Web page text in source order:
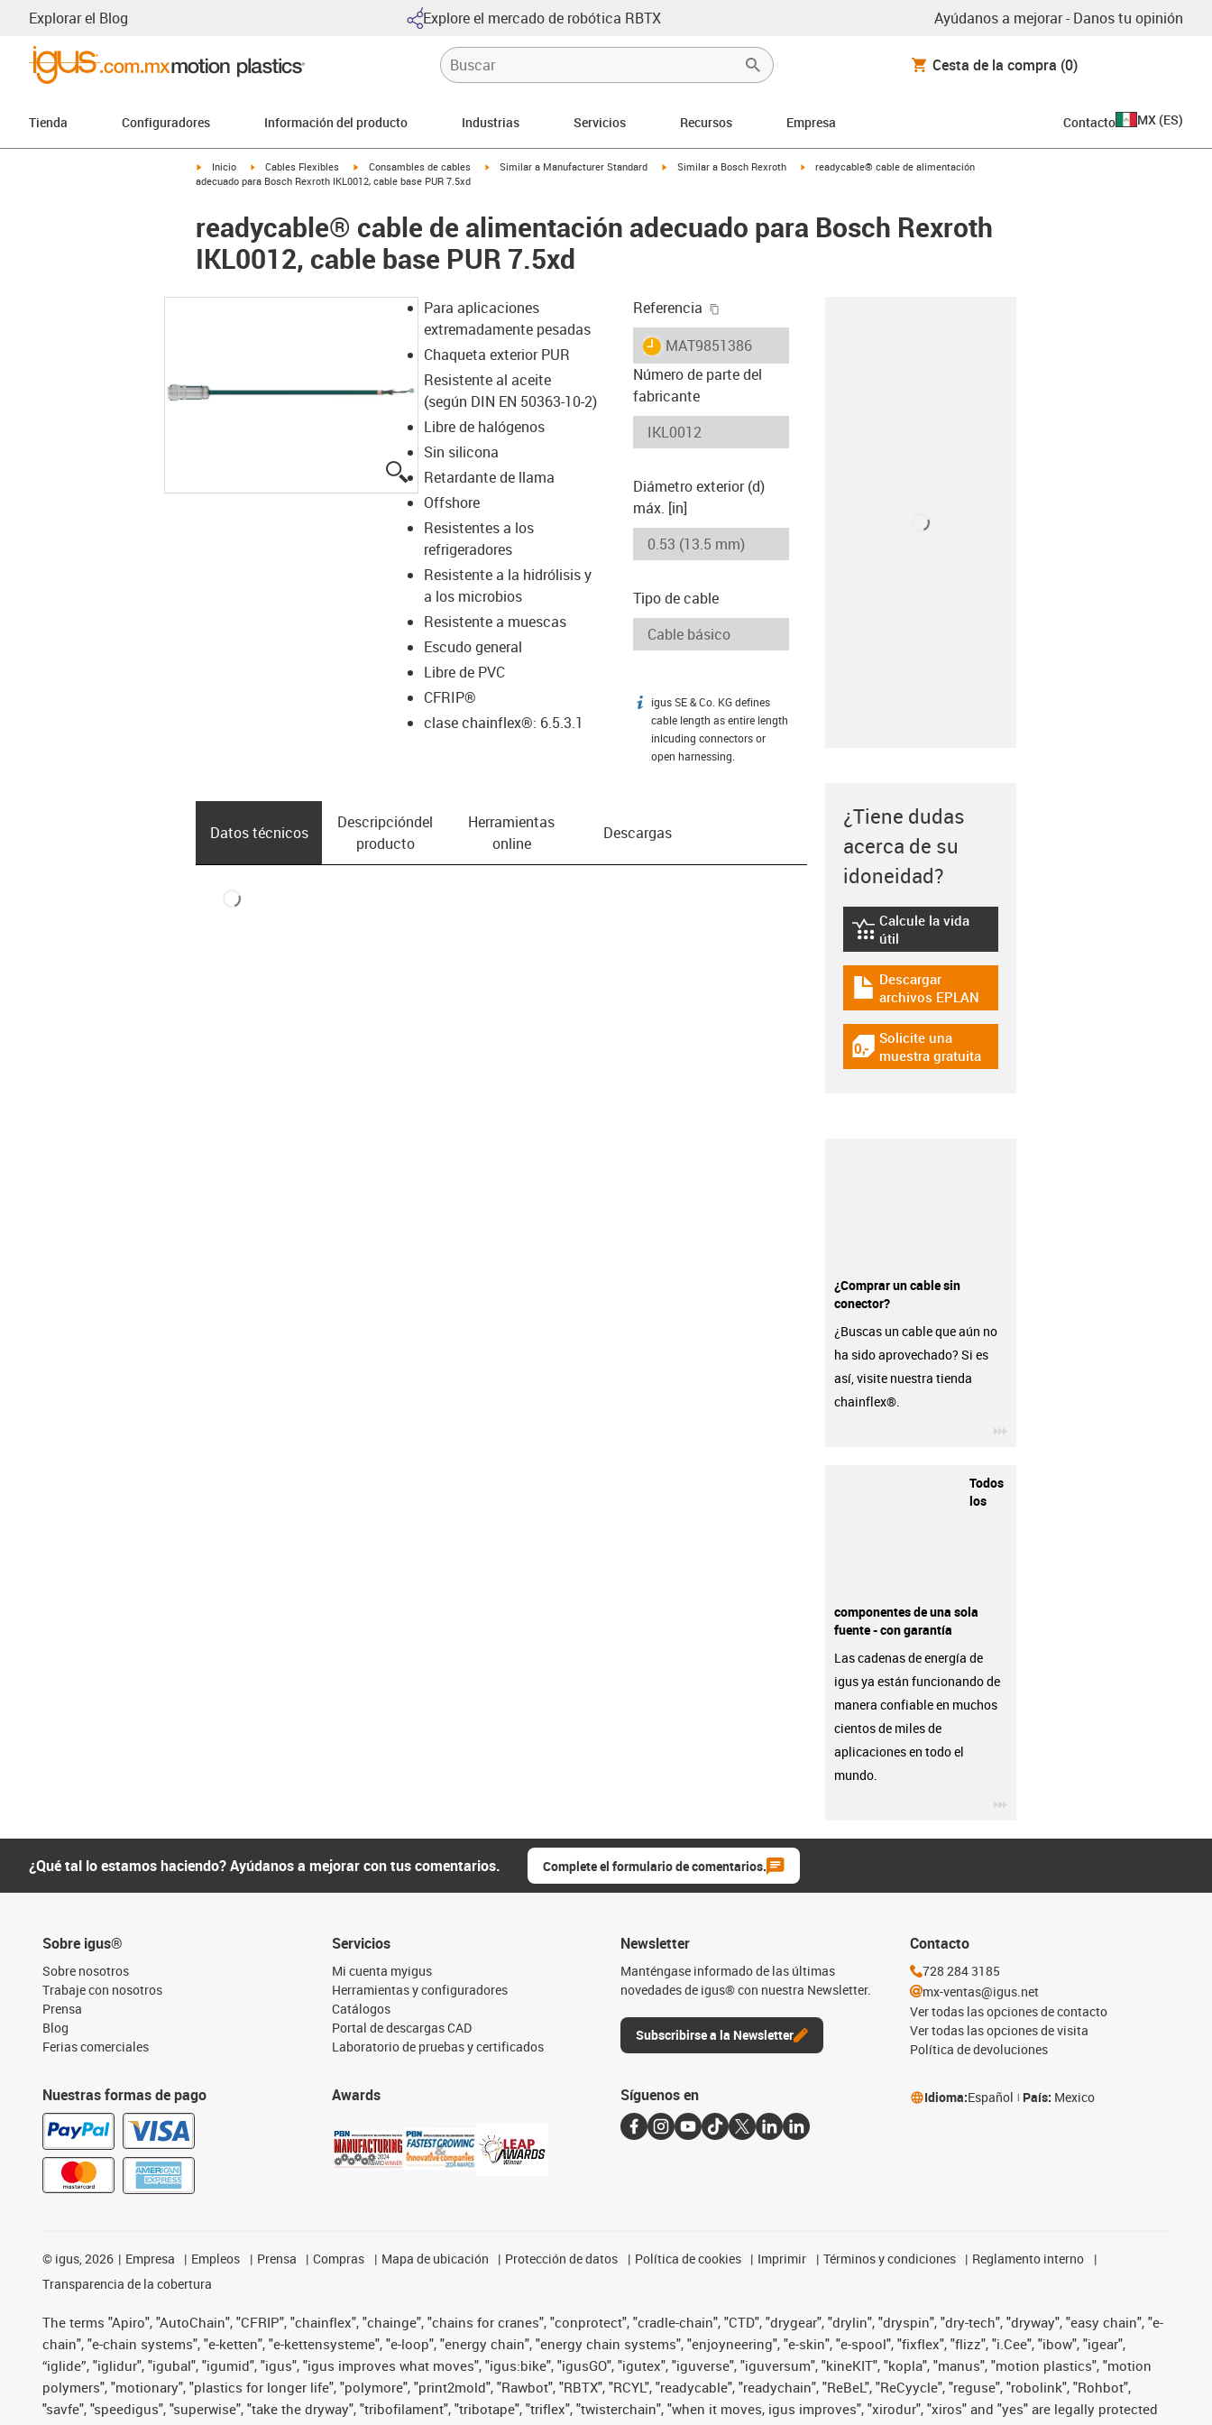
Explorar el Blog Explore el mercado de robótica RBTX Ayúdanos a mejorar - Danos tu opinión
Cesta de la compra (0)
Tienda Configuradores Información del producto Industrias Servicios Recursos Empresa Contacto MX (ES)
igus-icon-arrow-right
Inicio igus-icon-arrow-right
Cables Flexibles igus-icon-arrow-right
Consambles de cables igus-icon-arrow-right
Similar a Manufacturer Standard igus-icon-arrow-right
Similar a Bosch Rexroth igus-icon-arrow-right
readycable® cable de alimentación
adecuado para Bosch Rexroth IKL0012, cable base PUR 7.5xd
readycable® cable de alimentación adecuado para Bosch Rexroth
IKL0012, cable base PUR 7.5xd
igus-icon-lupe
Para aplicaciones
extremadamente pesadas
Chaqueta exterior PUR
Resistente al aceite
(según DIN EN 50363-10-2)
Libre de halógenos
Sin silicona
Retardante de llama
Offshore
Resistentes a los
refrigeradores
Resistente a la hidrólisis y
a los microbios
Resistente a muescas
Escudo general
Libre de PVC
CFRIP®
clase chainflex®: 6.5.3.1
Referencia
igus-icon-lieferzeit
MAT9851386
Número de parte del
fabricante
Diámetro exterior (d)
máx. [in]
Tipo de cable
igus-icon-info
igus SE & Co. KG defines
cable length as entire length
inlcuding connectors or
open harnessing.
Datos técnicos
Descripción­del
producto
Herramientas
online
Descargas
¿Tiene dudas
acerca de su
idoneidad?
igus-icon-lebensdauerrechner
Calcule la vida
útil
igus-icon-download-plan
Descargar
archivos EPLAN
igus-icon-gratismuster
Solicite una
muestra gratuita
¿Comprar un cable sin
conector?
¿Buscas un cable que aún no
ha sido aprovechado? Si es
así, visite nuestra tienda
chainflex®.
Todos
los
componentes de una sola
fuente - con garantía
Las cadenas de energía de
igus ya están funcionando de
manera confiable en muchos
cientos de miles de
aplicaciones en todo el
mundo.
¿Qué tal lo estamos haciendo? Ayúdanos a mejorar con tus comentarios. Complete el formulario de comentarios.
Sobre igus®
Sobre nosotros
Trabaje con nosotros
Prensa
Blog
Ferias comerciales
Nuestras formas de pago
Servicios
Mi cuenta myigus
Herramientas y configuradores
Catálogos
Portal de descargas CAD
Laboratorio de pruebas y certificados
Awards
Newsletter
Manténgase informado de las últimas
novedades de igus® con nuestra Newsletter.
Subscribirse a la Newsletter
Contacto
728 284 3185
mx-ventas@igus.net
Ver todas las opciones de contacto
Ver todas las opciones de visita
Política de devoluciones
Síguenos en Idioma:Español País: Mexico
© igus, 2026 Empresa Empleos Prensa Compras Mapa de ubicación Protección de datos Política de cookies Imprimir Términos y condiciones
Reglamento interno
Transparencia de la cobertura
The terms "Apiro", "AutoChain", "CFRIP", "chainflex", "chainge", "chains for cranes", "conprotect", "cradle-chain", "CTD", "drygear", "drylin", "dryspin", "dry-tech", "dryway", "easy chain", "e-
chain", "e-chain systems", "e-ketten", "e-kettensysteme", "e-loop", "energy chain", "energy chain systems", "enjoyneering", "e-skin", "e-spool", "fixflex", "flizz", "i.Cee", "ibow", "igear",
“iglide”, "iglidur", "igubal", "igumid", "igus", "igus improves what moves", "igus:bike", "igusGO", "igutex", "iguverse", "iguversum", "kineKIT", "kopla", "manus", "motion plastics", "motion
polymers", "motionary", "plastics for longer life", "polymore", "print2mold", "Rawbot", "RBTX", "RCYL", "readycable", "readychain", "ReBeL", "ReCyycle", "reguse", "robolink", "Rohbot",
"savfe", "speedigus", "superwise", "take the dryway", "tribofilament", "tribotape", "triflex", "twisterchain", "when it moves, igus improves", "xirodur", "xiros" and "yes" are legally protected